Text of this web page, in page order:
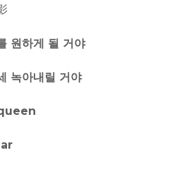
원하게 될 거야
녹아내릴 거야